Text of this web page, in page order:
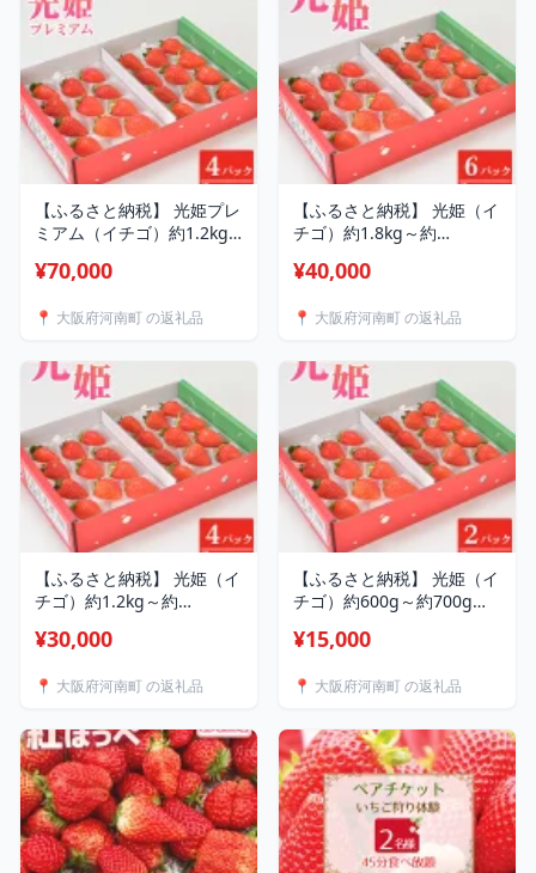
【ふるさと納税】 光姫プレ
ミアム（イチゴ）約1.2kg
いちご 苺 光姫 プレミアム
香り 甘み 4パック 約1.2kg
限定 ギフト 果物 詰め合わ
せ スイーツ素材 果実 送料
無料 大阪府 No.272
¥70,000
📍 大阪府河南町 の返礼品
【ふるさと納税】 光姫（イ
チゴ）約1.8kg～約
ちご 果物 フルーツ 送料無
¥40,000
📍 大阪府河南町 の返礼品
【ふるさと納税】 光姫（イ
チゴ）約1.2kg～約
ちご 果物 フルーツ 送料無
¥30,000
📍 大阪府河南町 の返礼品
【ふるさと納税】 光姫（イ
チゴ）約600g～約700g（2
れ フルーツ 果物 旬 2パッ
り ジューシー 冷蔵配送 ギ
用 果実 スイーツ素材 送料
無料 大阪府 No.269
¥15,000
📍 大阪府河南町 の返礼品